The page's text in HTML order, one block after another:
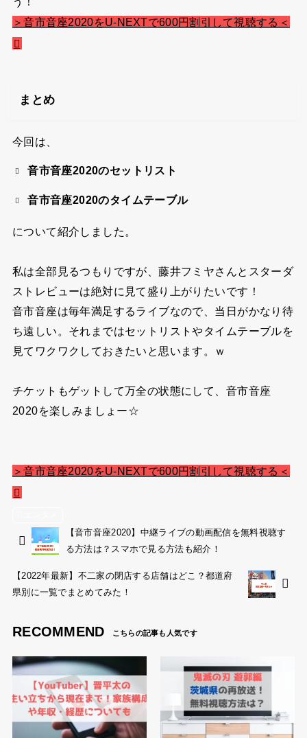
＞音市音座2020をU-NEXTで600円割引して視聴する＜
まとめ
今回は、
音市音座2020のセットリスト
音市音座2020のタイムテーブル
について紹介しました。
私は全部見るつもりですが、藤井フミヤさんとスターダ
ストレビューは絶対に見て盛り上がりたいです！
音市音座は毎年満足するライブなので、当日がかなり待
ち遠しい。それまではセットリストやタイムテーブルを
見てワクワクしておきたいと思います。ｗ
チケットもゲットして万全の状態にして、音市音座
2020を楽しみましょー☆
＞音市音座2020をU-NEXTで600円割引して視聴する＜
【音市音座2020】中継ライブの動画配信を無料視聴す
る方法は？スマホで見る方法も紹介！
【2022年最新】不二家の閉店する店舗はどこ？都道府
県別に一覧でまとめてみた！
RECOMMEND